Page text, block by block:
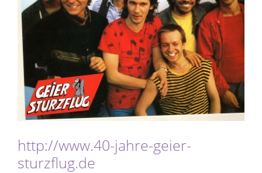
http://www.40-jahre-geier-
sturzflug.de